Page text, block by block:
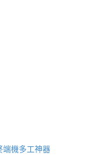
端機多工神器